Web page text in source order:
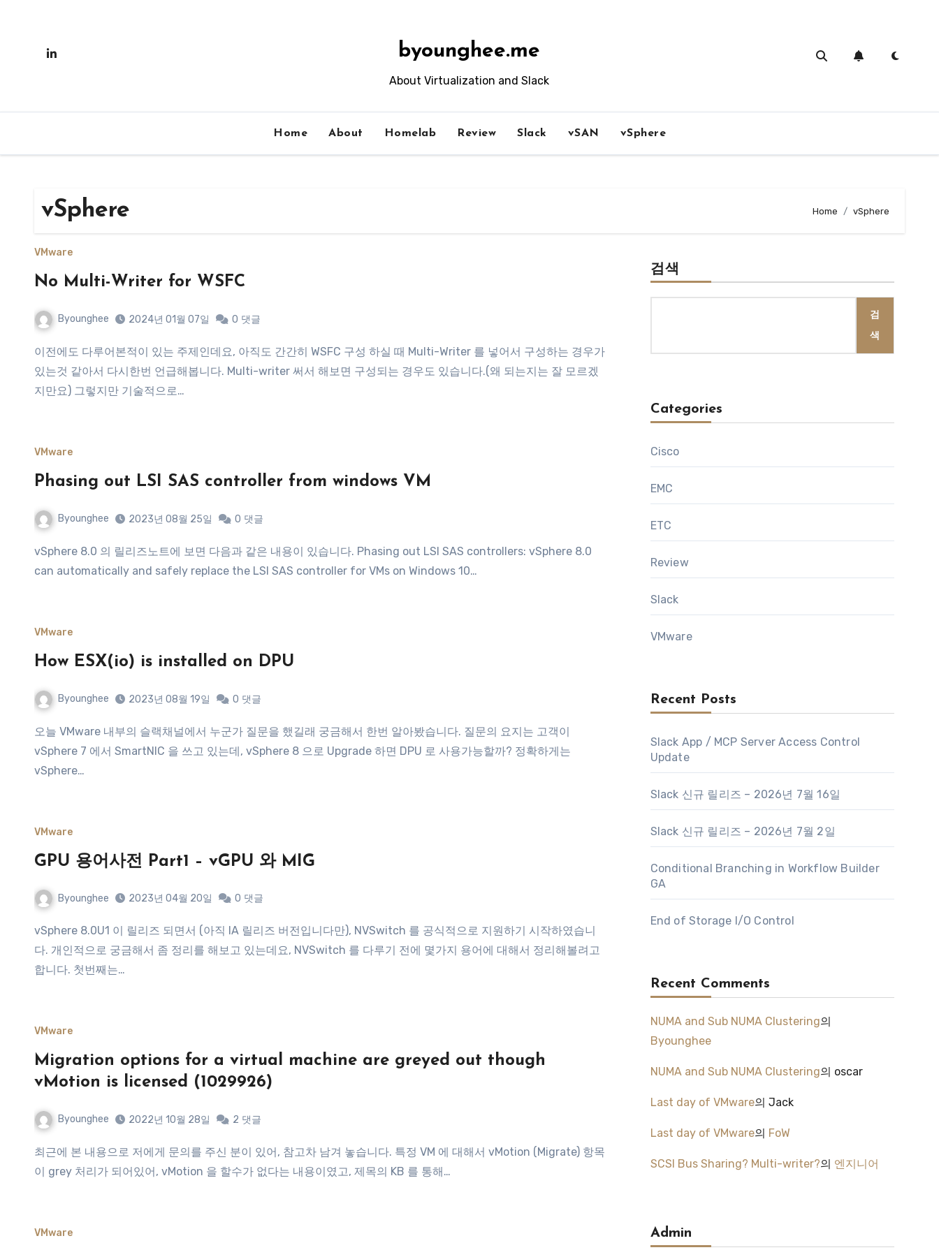
byounghee.me
About Virtualization and Slack
Home About Homelab Review Slack vSAN vSphere
vSphere Home vSphere
VMware
No Multi-Writer for WSFC
Byounghee 2024년 01월 07일 0 댓글
이전에도 다루어본적이 있는 주제인데요, 아직도 간간히 WSFC 구성 하실 때 Multi-Writer 를 넣어서 구성하는 경우가
있는것 같아서 다시한번 언급해봅니다. Multi-writer 써서 해보면 구성되는 경우도 있습니다.(왜 되는지는 잘 모르겠
지만요) 그렇지만 기술적으로…
VMware
Phasing out LSI SAS controller from windows VM
Byounghee 2023년 08월 25일 0 댓글
vSphere 8.0 의 릴리즈노트에 보면 다음과 같은 내용이 있습니다. Phasing out LSI SAS controllers: vSphere 8.0
can automatically and safely replace the LSI SAS controller for VMs on Windows 10…
VMware
How ESX(io) is installed on DPU
Byounghee 2023년 08월 19일 0 댓글
오늘 VMware 내부의 슬랙채널에서 누군가 질문을 했길래 궁금해서 한번 알아봤습니다. 질문의 요지는 고객이
vSphere 7 에서 SmartNIC 을 쓰고 있는데, vSphere 8 으로 Upgrade 하면 DPU 로 사용가능할까? 정확하게는
vSphere…
VMware
GPU 용어사전 Part1 – vGPU 와 MIG
Byounghee 2023년 04월 20일 0 댓글
vSphere 8.0U1 이 릴리즈 되면서 (아직 IA 릴리즈 버전입니다만), NVSwitch 를 공식적으로 지원하기 시작하였습니
다. 개인적으로 궁금해서 좀 정리를 해보고 있는데요, NVSwitch 를 다루기 전에 몇가지 용어에 대해서 정리해볼려고
합니다. 첫번째는…
VMware
Migration options for a virtual machine are greyed out though
vMotion is licensed (1029926)
Byounghee 2022년 10월 28일 2 댓글
최근에 본 내용으로 저에게 문의를 주신 분이 있어, 참고차 남겨 놓습니다. 특정 VM 에 대해서 vMotion (Migrate) 항목
이 grey 처리가 되어있어, vMotion 을 할수가 없다는 내용이였고, 제목의 KB 를 통해…
VMware
검색
검
색
Categories
Cisco
EMC
ETC
Review
Slack
VMware
Recent Posts
Slack App / MCP Server Access Control
Update
Slack 신규 릴리즈 – 2026년 7월 16일
Slack 신규 릴리즈 – 2026년 7월 2일
Conditional Branching in Workflow Builder
GA
End of Storage I/O Control
Recent Comments
NUMA and Sub NUMA Clustering의
Byounghee
NUMA and Sub NUMA Clustering의 oscar
Last day of VMware의 Jack
Last day of VMware의 FoW
SCSI Bus Sharing? Multi-writer?의 엔지니어
Admin